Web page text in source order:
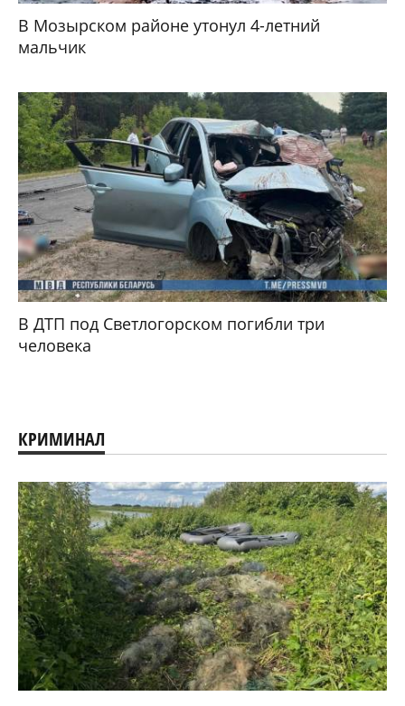
В Мозырском районе утонул 4-летний
мальчик
В ДТП под Светлогорском погибли три
человека
КРИМИНАЛ